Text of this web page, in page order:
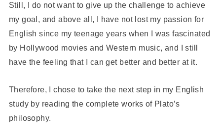
Still, I do not want to give up the challenge to achieve
my goal, and above all, I have not lost my passion for
English since my teenage years when I was fascinated
by Hollywood movies and Western music, and I still
have the feeling that I can get better and better at it.
Therefore, I chose to take the next step in my English
study by reading the complete works of Plato’s
philosophy.